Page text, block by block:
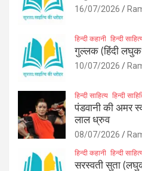
16/07/2026
हिन्दी कहानी हिन्दी
गुल्लक (हिंदी
10/07/2026
हिन्दी साहित्य हिन्दी
पंडवानी की अमर
लाल ध्रुव
08/07/2026
हिन्दी कहानी हिन्दी
सरस्वती सुता